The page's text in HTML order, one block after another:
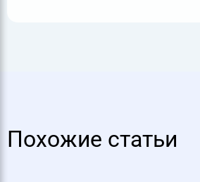
Похожие статьи